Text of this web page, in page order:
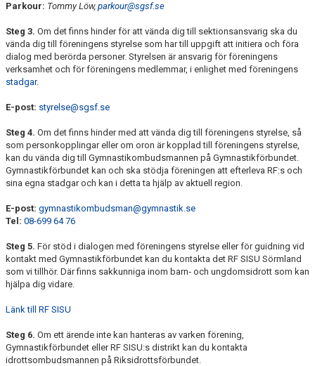
Parkour: Tommy Löw, parkour@sgsf.se
Steg 3. Om det finns hinder för att vända dig till sektionsansvarig ska du
vända dig till föreningens styrelse som har till uppgift att initiera och föra
dialog med berörda personer. Styrelsen är ansvarig för föreningens
verksamhet och för föreningens medlemmar, i enlighet med föreningens
stadgar.
E-post: styrelse@sgsf.se
Steg 4. Om det finns hinder med att vända dig till föreningens styrelse, så
som personkopplingar eller om oron är kopplad till föreningens styrelse,
kan du vända dig till Gymnastikombudsmannen på Gymnastikförbundet.
Gymnastikförbundet kan och ska stödja föreningen att efterleva RF:s och
sina egna stadgar och kan i detta ta hjälp av aktuell region.
E-post: gymnastikombudsman@gymnastik.se
Tel: 08-699 64 76
Steg 5. För stöd i dialogen med föreningens styrelse eller för guidning vid
kontakt med Gymnastikförbundet kan du kontakta det RF SISU Sörmland
som vi tillhör. Där finns sakkunniga inom barn‐ och ungdomsidrott som kan
hjälpa dig vidare.
Länk till RF SISU
Steg 6. Om ett ärende inte kan hanteras av varken förening,
Gymnastikförbundet eller RF SISU:s distrikt kan du kontakta
idrottsombudsmannen på Riksidrottsförbundet.